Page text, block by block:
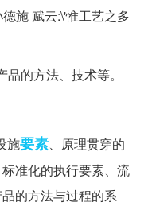
施 赋云:\'惟工艺之多
的方法、技术等。
施要素、原理贯穿的
准化的执行要素、流
的方法与过程的系